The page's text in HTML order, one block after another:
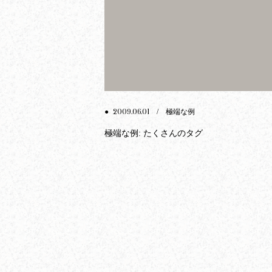
● 2009.06.01/ 極端な例
極端な例: たくさんのタグ